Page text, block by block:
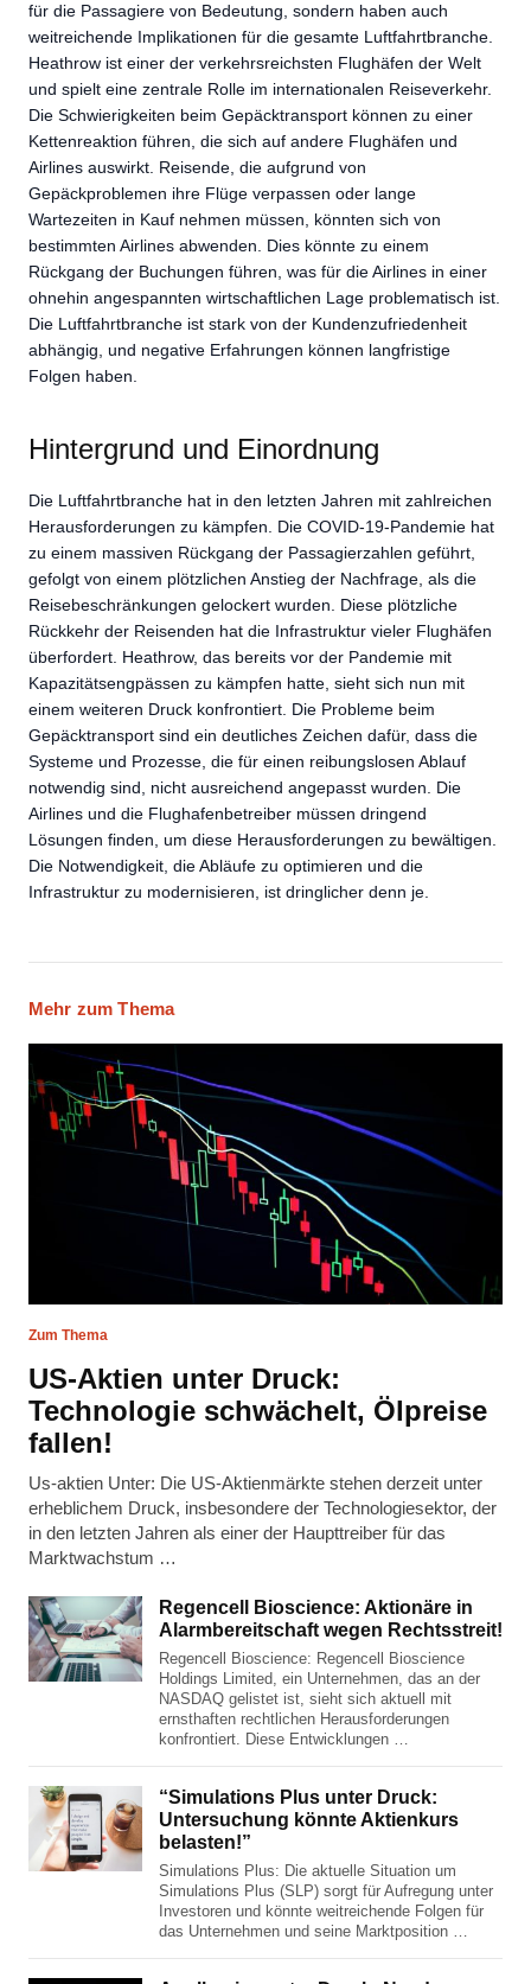
für die Passagiere von Bedeutung, sondern haben auch
weitreichende Implikationen für die gesamte Luftfahrtbranche.
Heathrow ist einer der verkehrsreichsten Flughäfen der Welt
und spielt eine zentrale Rolle im internationalen Reiseverkehr.
Die Schwierigkeiten beim Gepäcktransport können zu einer
Kettenreaktion führen, die sich auf andere Flughäfen und
Airlines auswirkt. Reisende, die aufgrund von
Gepäckproblemen ihre Flüge verpassen oder lange
Wartezeiten in Kauf nehmen müssen, könnten sich von
bestimmten Airlines abwenden. Dies könnte zu einem
Rückgang der Buchungen führen, was für die Airlines in einer
ohnehin angespannten wirtschaftlichen Lage problematisch ist.
Die Luftfahrtbranche ist stark von der Kundenzufriedenheit
abhängig, und negative Erfahrungen können langfristige
Folgen haben.
Hintergrund und Einordnung
Die Luftfahrtbranche hat in den letzten Jahren mit zahlreichen
Herausforderungen zu kämpfen. Die COVID-19-Pandemie hat
zu einem massiven Rückgang der Passagierzahlen geführt,
gefolgt von einem plötzlichen Anstieg der Nachfrage, als die
Reisebeschränkungen gelockert wurden. Diese plötzliche
Rückkehr der Reisenden hat die Infrastruktur vieler Flughäfen
überfordert. Heathrow, das bereits vor der Pandemie mit
Kapazitätsengpässen zu kämpfen hatte, sieht sich nun mit
einem weiteren Druck konfrontiert. Die Probleme beim
Gepäcktransport sind ein deutliches Zeichen dafür, dass die
Systeme und Prozesse, die für einen reibungslosen Ablauf
notwendig sind, nicht ausreichend angepasst wurden. Die
Airlines und die Flughafenbetreiber müssen dringend
Lösungen finden, um diese Herausforderungen zu bewältigen.
Die Notwendigkeit, die Abläufe zu optimieren und die
Infrastruktur zu modernisieren, ist dringlicher denn je.
Mehr zum Thema
Zum Thema
US-Aktien unter Druck:
Technologie schwächelt, Ölpreise
fallen!
Us-aktien Unter: Die US-Aktienmärkte stehen derzeit unter
erheblichem Druck, insbesondere der Technologiesektor, der
in den letzten Jahren als einer der Haupttreiber für das
Marktwachstum …
Regencell Bioscience: Aktionäre in
Alarmbereitschaft wegen Rechtsstreit!
Regencell Bioscience: Regencell Bioscience
Holdings Limited, ein Unternehmen, das an der
NASDAQ gelistet ist, sieht sich aktuell mit
ernsthaften rechtlichen Herausforderungen
konfrontiert. Diese Entwicklungen …
“Simulations Plus unter Druck:
Untersuchung könnte Aktienkurs
belasten!”
Simulations Plus: Die aktuelle Situation um
Simulations Plus (SLP) sorgt für Aufregung unter
Investoren und könnte weitreichende Folgen für
das Unternehmen und seine Marktposition …